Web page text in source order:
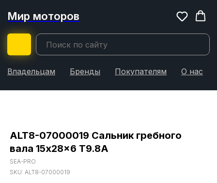
Мир моторов
Владельцам Бренды Покупателям О нас
ALT8-07000019 Сальник гребного
вала 15x28x6 T9.8A
SEA-PRO
SKU: ALT8-07000019